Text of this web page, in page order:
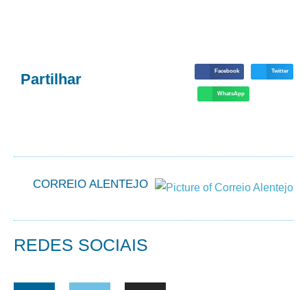
Partilhar Facebook Twitter
WhatsApp
CORREIO ALENTEJO
REDES SOCIAIS